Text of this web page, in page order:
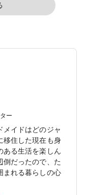
ー
イドはどのジャ
移住した現在も身
ある生活を楽しん
倒だったので、た
まれる暮らしの心